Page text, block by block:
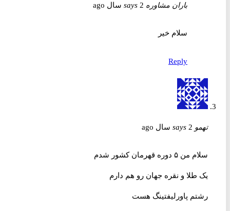
باران مشاوره says 2 سال ago
سلام خیر
Reply
تهمو says 2 سال ago
سلام من ۵ دوره قهرمان کشور شدم
یک طلا و نقره جهان رو هم دارم
رشتم پاورلیفتینگ هست